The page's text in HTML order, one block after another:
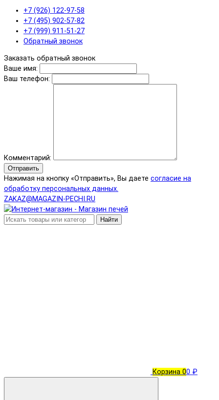
+7 (926) 122-97-58
+7 (495) 902-57-82
+7 (999) 911-51-27
Обратный звонок
Заказать обратный звонок
Ваше имя:
Ваш телефон:
Комментарий:
Отправить
Нажимая на кнопку «Отправить», Вы даете согласие на
обработку персональных данных.
ZAKAZ@MAGAZIN-PECHI.RU
Найти
Корзина 00 ₽